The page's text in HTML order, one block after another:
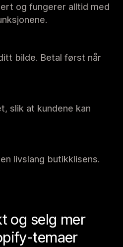
og fungerer alltid med
bilde. Betal først når
slik at kundene kan
livslang butikklisens.
og selg mer
temaer